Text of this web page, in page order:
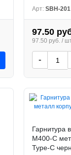
Арт: SBH-201
97.50
97.50 руб. /
-
Гарнитура
M400-C
Type-C